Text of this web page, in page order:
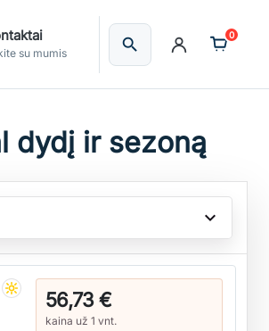
su mumis searchIeškoti
0
dydį ir sezoną
expand_more
56,73 €
kaina už 1 vnt.